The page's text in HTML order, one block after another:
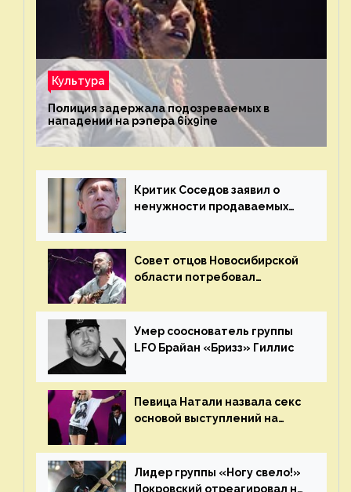
Культура
Полиция задержала подозреваемых в
нападении на рэпера 6ix9ine
Критик Соседов заявил о
ненужности продаваемых
Совет отцов Новосибирской
области потребовал
«Сплин»
Умер сооснователь группы
LFO Брайан «Бризз» Гиллис
Певица Натали назвала секс
основой выступлений на
Лидер группы «Ногу свело!»
Покровский отреагировал на